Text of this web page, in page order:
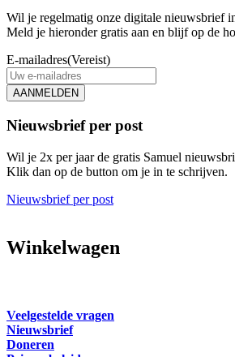
Wil je regelmatig onze digitale nieuwsbrief
Meld je hieronder gratis aan en blijf op de
E-mailadres(Vereist)
AANMELDEN
Nieuwsbrief per post
Wil je 2x per jaar de gratis Samuel
Klik dan op de button om je in te schrijven.
Nieuwsbrief per post
Winkelwagen
Veelgestelde vragen
Nieuwsbrief
Doneren